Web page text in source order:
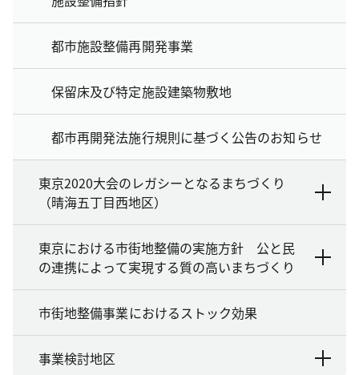
都市施設整備再開発事業
保留床及び特定施設建築物敷地
都市再開発法施行規則に基づく公告のお知らせ
東京2020大会のレガシーとなるまちづくり
（晴海五丁目西地区）
東京における市街地整備の実施方針 公と民
の連携によって実現する質の高いまちづくり
市街地整備事業におけるストック効果
事業検討地区